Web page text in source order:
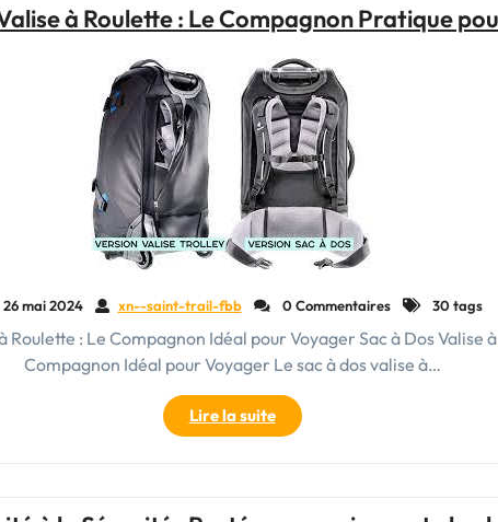
Roulette
Votre
Compagnon
Idéal
de
Voyage"
à Roulette : Le Compagnon Pratique
26 mai 2024 xn--saint-trail-fbb 0 Commentaires 30 tags
Roulette : Le Compagnon Idéal pour Voyager Sac à Dos Valise
Compagnon Idéal pour Voyager Le sac à dos valise à…
Lire la suite"Le
Sac
à